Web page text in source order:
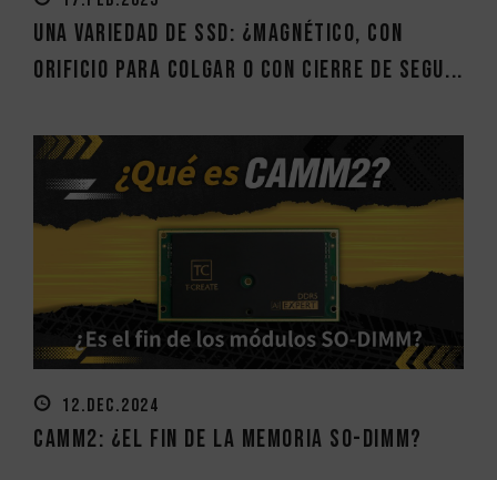
Una variedad de SSD: ¿Magnético, con
orificio para colgar o con cierre de segu...
12.DEC.2024
CAMM2: ¿el fin de la memoria SO-DIMM?